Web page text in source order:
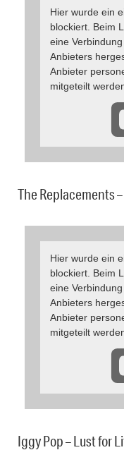
Hier wurde ein
blockiert. Beim
eine
Anbieters
Anbieter
mitgeteilt
The Replacements
Hier wurde ein
blockiert. Beim
eine
Anbieters
Anbieter
mitgeteilt
Iggy Pop – Lust for